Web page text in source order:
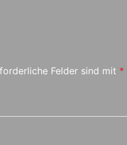
Felder sind mit *